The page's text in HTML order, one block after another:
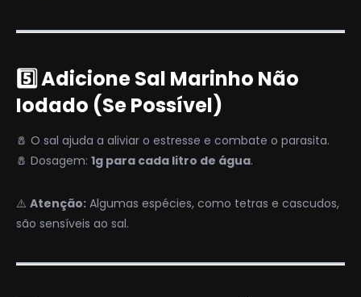
5️⃣ Adicione Sal Marinho Não
Iodado (Se Possível)
🧂 O sal ajuda a aliviar o estresse e combate o parasita.
🧂 Dosagem: 1g para cada litro de água.
⚠️ Atenção: Algumas espécies, como tetras e cascudos,
são sensíveis ao sal.